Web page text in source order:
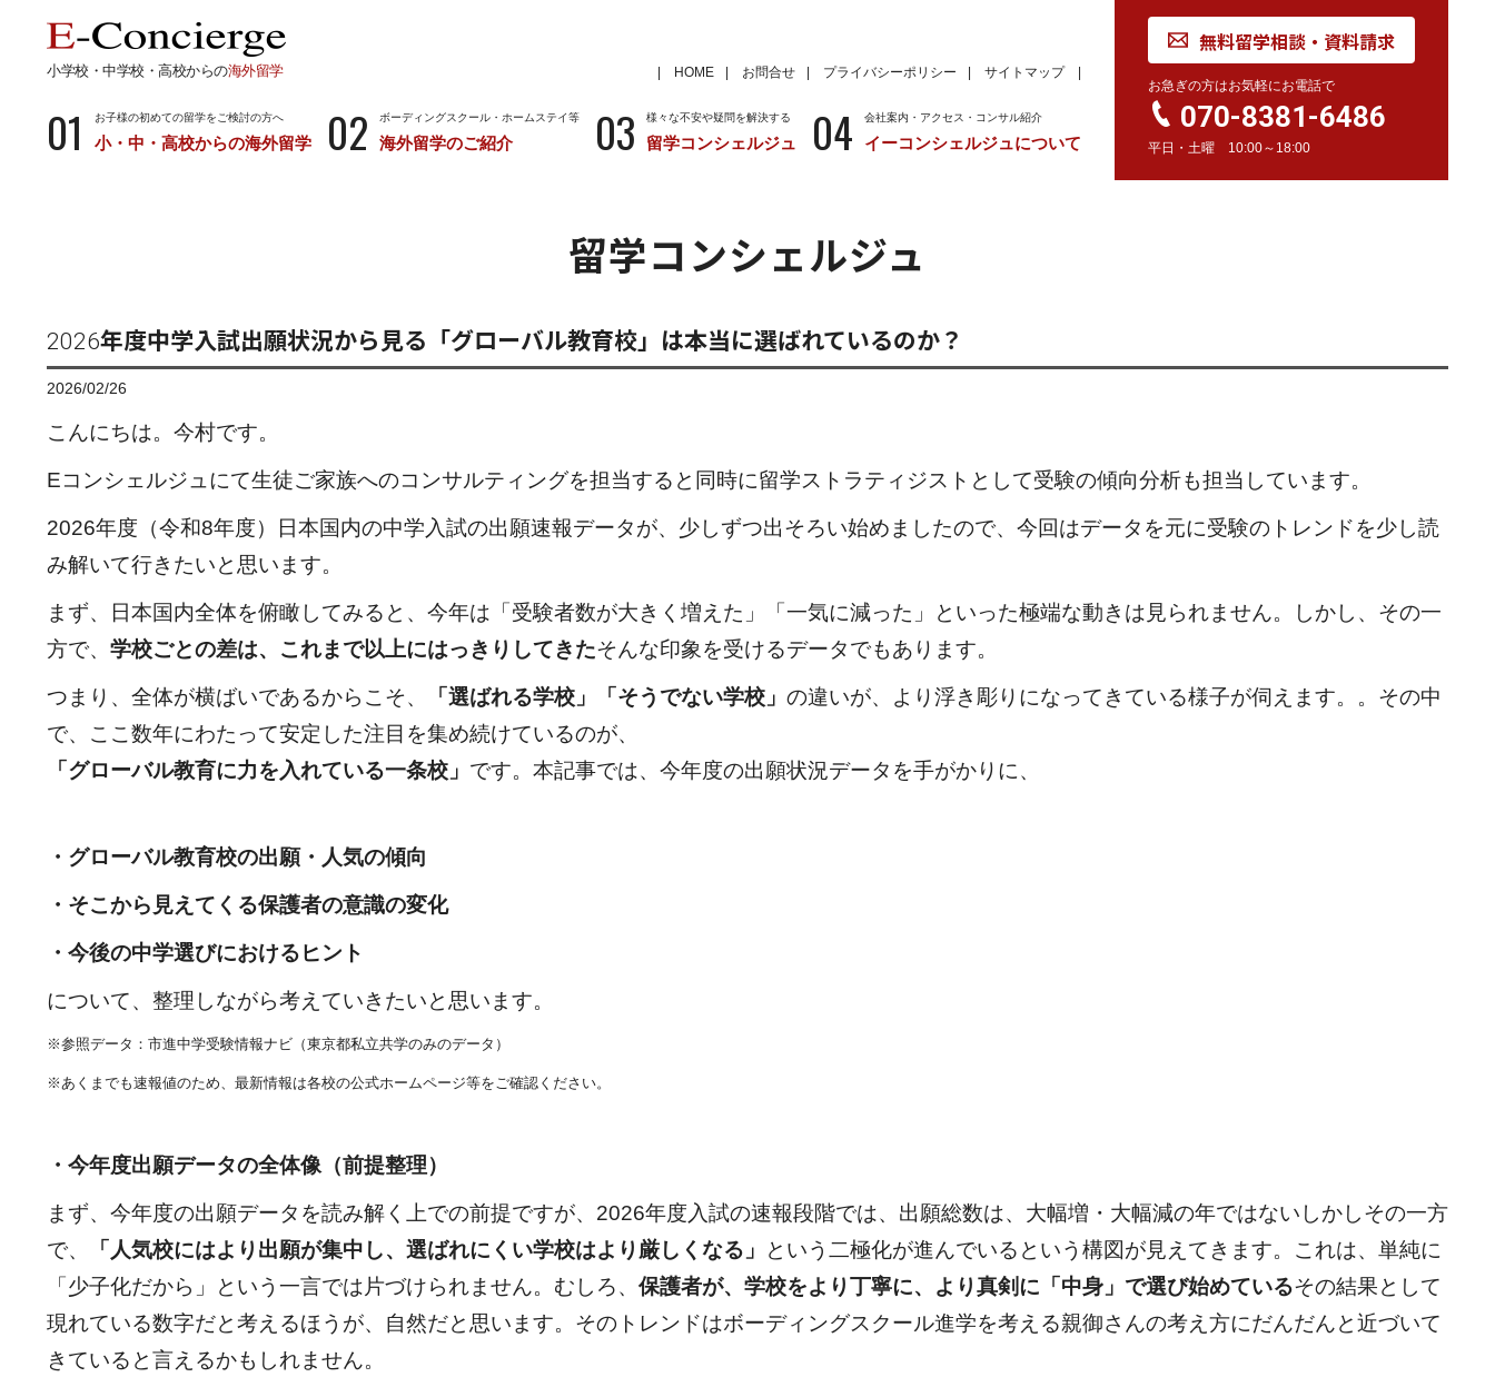
小学校・中学校・高校からの海外留学 HOME お問合せ プライバシーポリシー サイトマップ
01 お子様の初めての留学をご検討の方へ
小・中・高校からの海外留学 02 ボーディングスクール・ホームステイ等
海外留学のご紹介
高校生からのボーディングスクール
留学情報 学校情報
留学情報 学校情報
03 様々な不安や疑問を解決する
留学コンシェルジュ 04 会社案内・アクセス・コンサル紹介
イーコンシェルジュについて
無料留学相談・資料請求
お急ぎの方はお気軽にお電話で
070-8381-6486
平日・土曜 10:00～18:00
留学コンシェルジュ
2026年度中学入試出願状況から見る「グローバル教育校」は本当に選ばれているのか？
2026/02/26
こんにちは。今村です。
Eコンシェルジュにて生徒ご家族へのコンサルティングを担当すると同時に留学ストラティジストとして受験の傾向分析も担当しています。
2026年度（令和8年度）日本国内の中学入試の出願速報データが、少しずつ出そろい始めましたので、今回はデータを元に受験のトレンドを少し読
み解いて行きたいと思います。
まず、日本国内全体を俯瞰してみると、今年は「受験者数が大きく増えた」「一気に減った」といった極端な動きは見られません。
しかし、その一
方で、 学校ごとの差は、これまで以上にはっきりしてきたそんな印象を受けるデータでもあります。
つまり、全体が横ばいであるからこそ、 「選ばれる学校」「そうでない学校」 の違いが、より浮き彫りになってきている様子が伺えます。。その中
で、ここ数年にわたって安定した注目を集め続けているのが、
「グローバル教育に力を入れている一条校」 です。本記事では、今年度の出願状況データを手がかりに、
・グローバル教育校の出願・人気の傾向
・そこから見えてくる保護者の意識の変化
・今後の中学選びにおけるヒント
について、整理しながら考えていきたいと思います。
※参照データ： 市進中学受験情報ナビ （東京都私立共学のみのデータ）
※あくまでも速報値のため、最新情報は各校の公式ホームページ等をご確認ください。
・今年度出願データの全体像（前提整理）
まず、今年度の出願データを読み解く上での前提ですが、2026年度入試の速報段階では、出願総数は、大幅増・大幅減の年ではないしかしその一方
で、
「人気校にはより出願が集中し、選ばれにくい学校はより厳しくなる」
という二極化が進んでいるという構図が見えてきます。これは、単純に
「少子化だから」という一言では片づけられません。むしろ、 保護者が、学校をより丁寧に、より真剣に「中身」で選び始めているその結果として
現れている数字だと考えるほうが、自然だと思います。そのトレンドはボーディングスクール進学を考える親御さんの考え方にだんだんと近づいて
きていると言えるかもしれません。